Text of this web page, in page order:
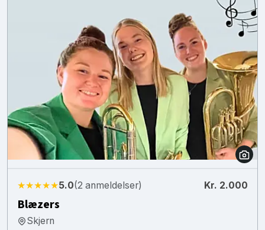
★★★★★5.0(2 anmeldelser) Kr. 2.000
Blæzers
Skjern